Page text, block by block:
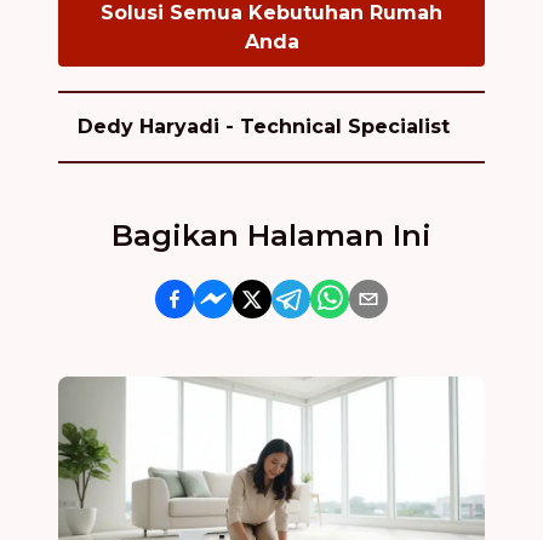
Solusi Semua Kebutuhan Rumah
Anda
Dedy Haryadi - Technical Specialist
Bagikan Halaman Ini